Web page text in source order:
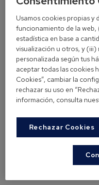
Usamos cookies propias y
funcionamiento de la
estadística en base a
visualización u otros, y
personalizada según tus
aceptar todas las cookies
Cookies”, cambiar la
rechazar su uso en
información, consulta
Rechazar Cookies